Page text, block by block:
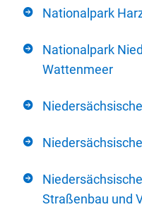
Nationalpark
Nationalpark
Wattenmeer
Straßenbau und